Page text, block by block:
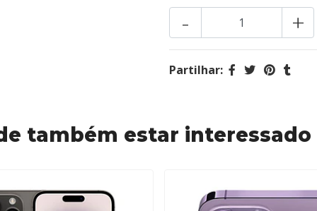
+
-
Partilhar:
também estar interessado